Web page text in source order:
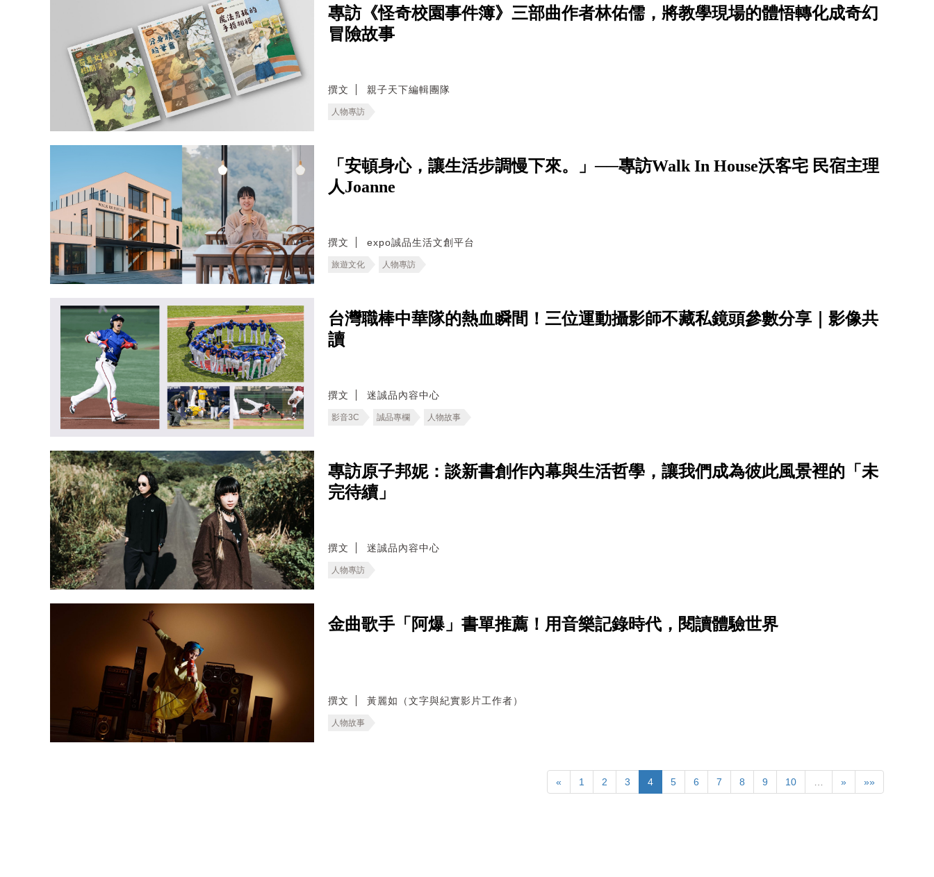
專訪《怪奇校園事件簿》三部曲作者林佑儒，將教學現場的體悟轉化成奇幻
冒險故事
撰文 親子天下編輯團隊
人物專訪
「安頓身心，讓生活步調慢下來。」──專訪Walk In House沃客宅 民宿主理
人Joanne
撰文 expo誠品生活文創平台
旅遊文化 人物專訪
台灣職棒中華隊的熱血瞬間！三位運動攝影師不藏私鏡頭參數分享｜影像共
讀
撰文 迷誠品內容中心
影音3C 誠品專欄 人物故事
專訪原子邦妮：談新書創作內幕與生活哲學，讓我們成為彼此風景裡的「未
完待續」
撰文 迷誠品內容中心
人物專訪
金曲歌手「阿爆」書單推薦！用音樂記錄時代，閱讀體驗世界
撰文 黃麗如（文字與紀實影片工作者）
人物故事
« 1 2 3 4 5 6 7 8 9 10 … » »»